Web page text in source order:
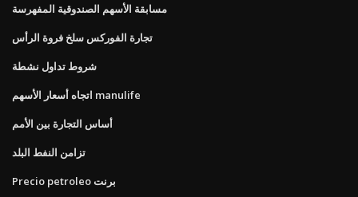
مسابقة الأسهم الصندوقية المفهرسة
تجارة الفوركس سلخ فروة الرأس
شروط تداول نشطة
اتجاه أسعار الأسهم manulife
أساس التجارة بين الأمم
تزامن النفط البلد
Precio petroleo برنت